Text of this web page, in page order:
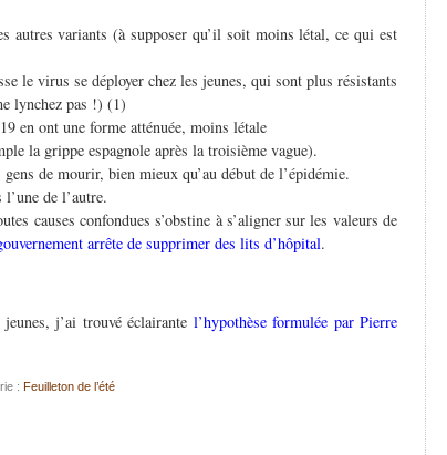
autres variants (à supposer qu’il soit moins létal, ce qui est
le virus se déployer chez les jeunes, qui sont plus résistants
lynchez pas !) (1)
en ont une forme atténuée, moins létale
la grippe espagnole après la troisième vague).
de mourir, bien mieux qu’au début de l’épidémie.
de l’autre.
causes confondues s’obstine à s’aligner sur les valeurs de
arrête de supprimer des lits d’hôpital.
j’ai trouvé éclairante l’hypothèse formulée par Pierre
: Feuilleton de l’été